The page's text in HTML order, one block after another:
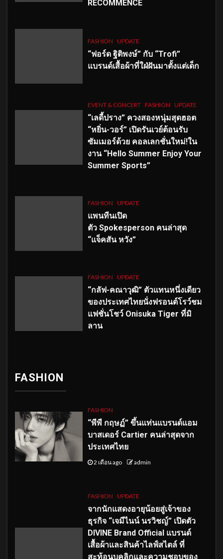
RECOMMENCÉ
FASHION UPDATE
“ฟอร์ด ฐิติพงษ์” กับ “Trofi”
แบรนด์เสื้อผ้าที่ใฝ่ฝันมาตั้งแต่เด็ก
EVENT & CONCERT FASHION UPDATE
“เลดี้ปราง” ควงสองหนุ่มสุดฮอต
“หยิ่น-วอร์” เปิดรันเวย์ต้อนรับ
ซัมเมอร์ด้วย คอลเลกชั่นใหม่!ใน
งาน “Hello Summer Enjoy Your
Summer Sports”
FASHION UPDATE
แพนทีนเปิด
ตัว Spokesperson คนล่าสุด
“แจ็คสัน หวัง”
FASHION UPDATE
“กลัฟ-คณาวุฒิ” ตัวแทนหนึ่งเดียว
ของประเทศไทยนั่งฟรอนต์โรว์ชม
แฟชั่นโชว์ Onisuka Tiger ที่มิ
ลาน
FASHION
FASHION
“พีพี กฤษฏ์” ขึ้นแท่นแบรนด์แอม
บาสเดอร์ Cartier คนล่าสุดจาก
ประเทศไทย
2 เดือน ago admin
FASHION UPDATE
จากนักแสดงอายุน้อยสู่เจ้าของ
ธุรกิจ “เจมีไนน์ นรวิชญ์” เปิดตัว
DIVINE Brand Official แบรนด์
เสื้อผ้าและสินค้าไลฟ์สไตล์ ที่
สะท้อนบุคลิกและความชอบของ